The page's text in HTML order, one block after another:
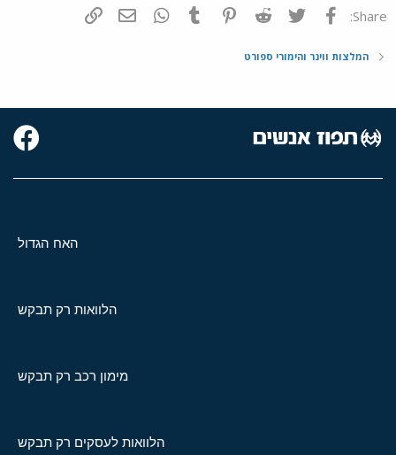
Share: פייסבוק Twitter
Reddit
Pinterest
Tumblr
WhatsAppדואר אלקטרוני
המלצות ווינר והימורי ספורט
האח הגדול
הלוואות רק תבקש
מימון רכב רק תבקש
הלוואות לעסקים רק תבקש